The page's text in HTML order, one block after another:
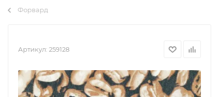
Форвард
Артикул: 259128